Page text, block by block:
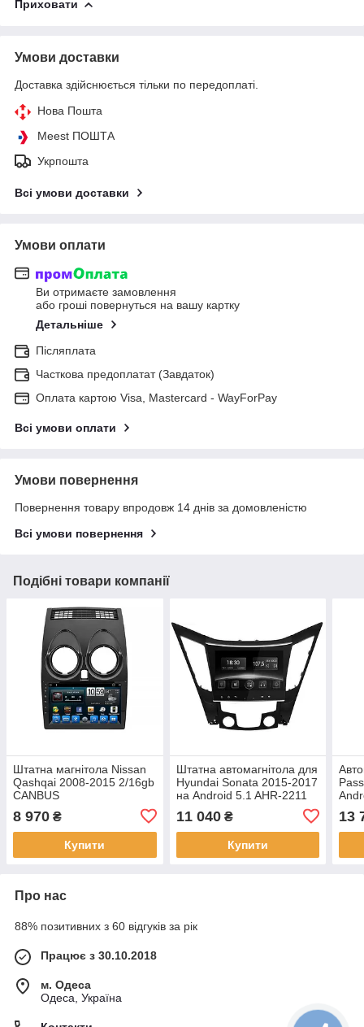
Приховати
Умови доставки
Доставка здійснюється тільки по передоплаті.
Нова Пошта
Meest ПОШТА
Укрпошта
Всі умови доставки
Умови оплати
Ви отримаєте замовлення
або гроші повернуться на вашу картку
Детальніше
Післяплата
Часткова предоплатат (Завдаток)
Оплата картою Visa, Mastercard - WayForPay
Всі умови оплати
Умови повернення
Повернення товару впродовж 14 днів за домовленістю
Всі умови повернення
Подібні товари компанії
Штатна магнітола Nissan
Qashqai 2008-2015 2/16gb
CANBUS
8 970 ₴
Купити
Штатна автомагнітола для
Hyundai Sonata 2015-2017
на Android 5.1 AHR-2211
автомобіля
11 040₴
Купити
на
13
Про нас
88% позитивних з 60 відгуків за рік
Працює з 30.10.2018
м. Одеса
Одеса, Україна